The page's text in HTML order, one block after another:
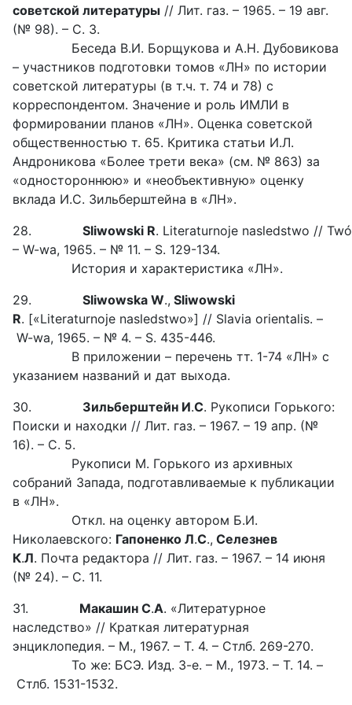
советской литературы // Лит. газ. – 1965. – 19 авг.
(№ 98). – С. 3.
Беседа В.И. Борщукова и А.Н. Дубовикова
– участников подготовки томов «ЛН» по истории
советской литературы (в т.ч. т. 74 и 78) с
корреспондентом. Значение и роль ИМЛИ в
формировании планов «ЛН». Оценка советской
общественностью т. 65. Критика статьи И.Л.
Андроникова «Более трети века» (см. № 863) за
«одностороннюю» и «необъективную» оценку
вклада И.С. Зильберштейна в «ЛН».
28. Sliwowski R. Literaturnoje nasledstwo //
– W-wa, 1965. – № 11. – S. 129-134.
История и характеристика «ЛН».
29. Sliwowska W., Sliwowski
R. [«Literaturnoje nasledstwo»] // Slavia orientalis. –
W-wa, 1965. – № 4. – S. 435-446.
В приложении – перечень тт. 1-74 «ЛН» с
указанием названий и дат выхода.
30. Зильберштейн И.С. Рукописи Горького:
Поиски и находки // Лит. газ. – 1967. – 19 апр. (№
16). – С. 5.
Рукописи М. Горького из архивных
собраний Запада, подготавливаемые к публикации
в «ЛН».
Откл. на оценку автором Б.И.
Николаевского: Гапоненко Л.С., Селезнев
К.Л. Почта редактора // Лит. газ. – 1967. – 14 июня
(№ 24). – С. 11.
31. Макашин С.А. «Литературное
наследство» // Краткая литературная
энциклопедия. – М., 1967. – Т. 4. – Стлб. 269-270.
То же: БСЭ. Изд. 3-е. – М., 1973. – Т. 14. –
Стлб. 1531-1532.